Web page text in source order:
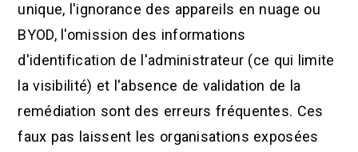
unique, l'ignorance des appareils en nuage ou
BYOD, l'omission des informations
d'identification de l'administrateur (ce qui limite
la visibilité) et l'absence de validation de la
remédiation sont des erreurs fréquentes. Ces
faux pas laissent les organisations exposées